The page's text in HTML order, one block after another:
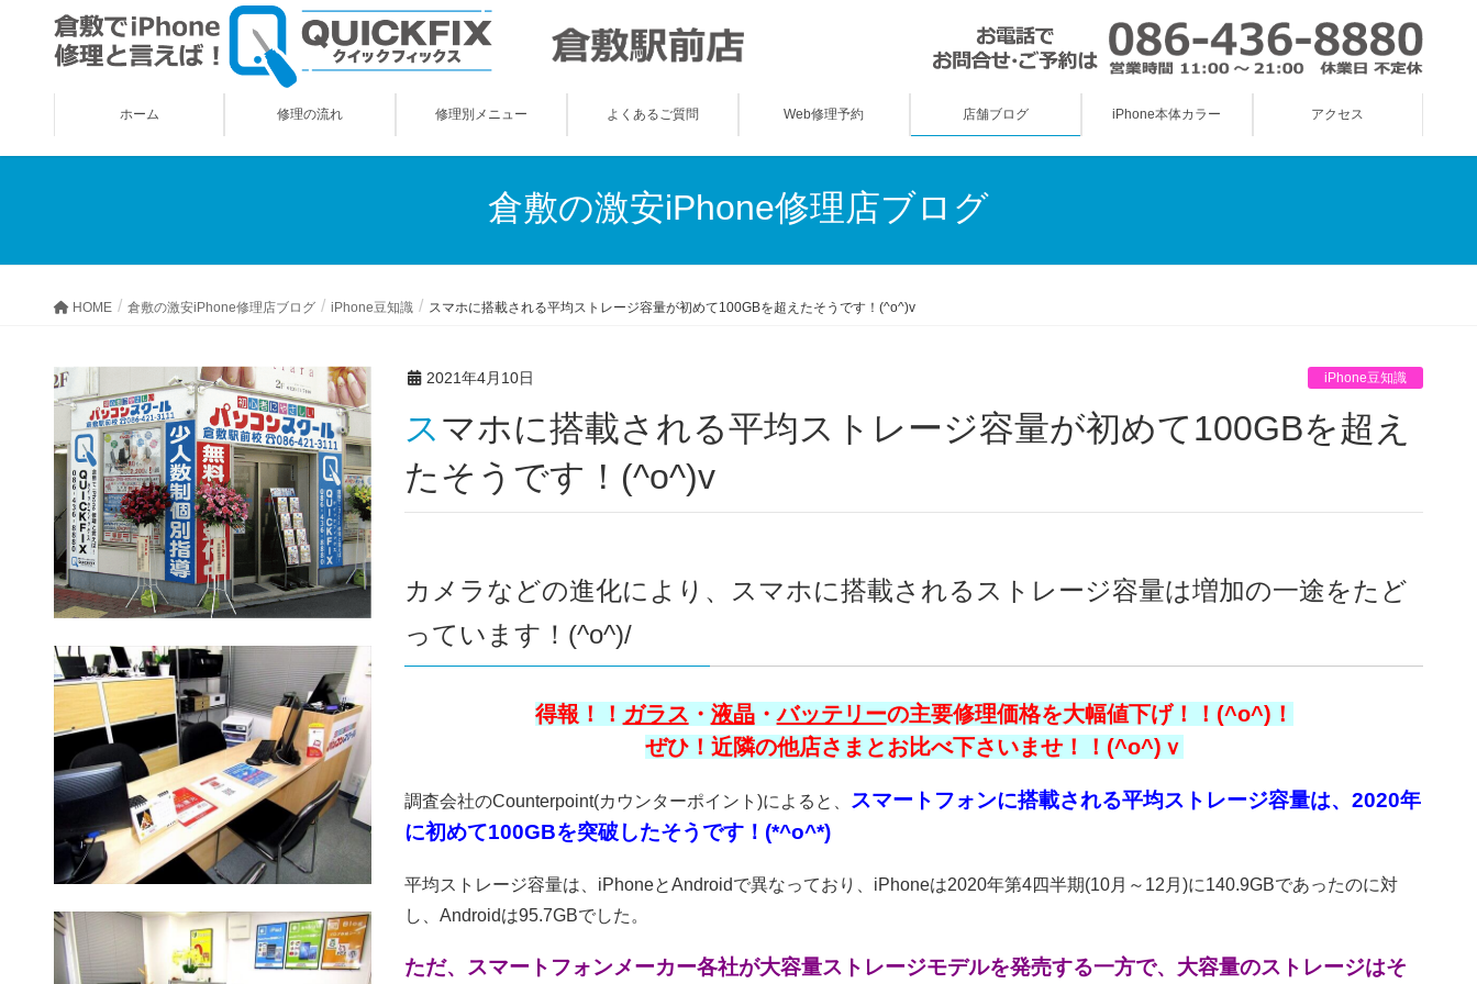
ホーム 修理の流れ 修理別メニュー よくあるご質問 Web修理予約 店舗ブログ iPhone本体カラー アクセス
倉敷の激安iPhone修理店ブログ
HOME 倉敷の激安iPhone修理店ブログ iPhone豆知識 スマホに搭載される平均ストレージ容量が初めて100GBを超えたそうです！(^o^)v
2021年4月10日 iPhone豆知識
スマホに搭載される平均ストレージ容量が初めて100GBを超え
たそうです！(^o^)v
カメラなどの進化により、スマホに搭載されるストレージ容量は増加の一途をたど
っています！(^o^)/
得報！！ ガラス ・ 液晶・バッテリーの主要修理価格を大幅値下げ！！(^o^)！
ぜひ！近隣の他店さまとお比べ下さいませ！！(^o^)ｖ
調査会社のCounterpoint(カウンターポイント)によると、
スマートフォンに搭載される平均ストレージ容量は、2020年
に初めて100GBを突破したそうです！(*^o^*)
平均ストレージ容量は、iPhoneとAndroidで異なっており、iPhoneは2020年第4四半期(10月～12月)に140.9GBであったのに対
し、Androidは95.7GBでした。
ただ、スマートフォンメーカー各社が大容量ストレージモデルを発売する一方で、大容量のストレージはそ